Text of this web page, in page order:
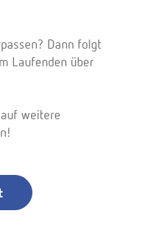
Dann folgt
Laufenden über
weitere